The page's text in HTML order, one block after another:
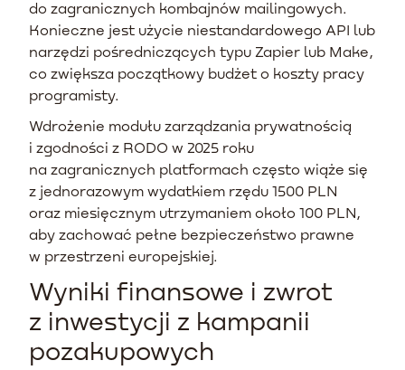
do zagranicznych kombajnów mailingowych.
Konieczne jest użycie niestandardowego API lub
narzędzi pośredniczących typu Zapier lub Make,
co zwiększa początkowy budżet o koszty pracy
programisty.
Wdrożenie modułu zarządzania prywatnością
i zgodności z RODO w 2025 roku
na zagranicznych platformach często wiąże się
z jednorazowym wydatkiem rzędu 1500 PLN
oraz miesięcznym utrzymaniem około 100 PLN,
aby zachować pełne bezpieczeństwo prawne
w przestrzeni europejskiej.
Wyniki finansowe i zwrot
z inwestycji z kampanii
pozakupowych